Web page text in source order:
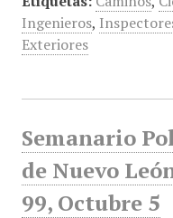
Ingenieros,
Exteriores
Semanario
de Nuevo
99, Octubre 5